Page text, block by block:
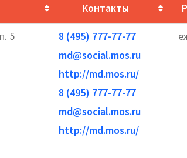
Контакты
5
8 (495) 777-77-77
md@social.mos.ru
http://md.mos.ru/
8 (495) 777-77-77
md@social.mos.ru
http://md.mos.ru/